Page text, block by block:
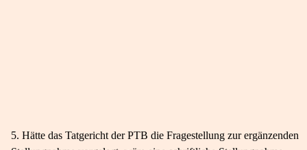
5. Hätte das Tatgericht der PTB die Fragestellung zur ergänzenden